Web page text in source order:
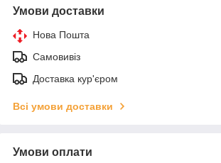
Умови доставки
Нова Пошта
Самовивіз
Доставка кур'єром
Всі умови доставки
Умови оплати